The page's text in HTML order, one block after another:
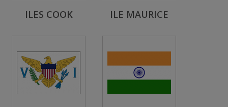
ILES COOK ILE MAURICE